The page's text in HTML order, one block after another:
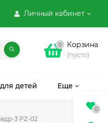
Личный кабинет
0 Корзина
(пусто)
детей Еще
3 PZ-02
0